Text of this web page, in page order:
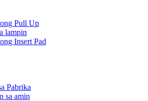
Pull Up
lampin
Insert Pad
Pabrika
sa amin